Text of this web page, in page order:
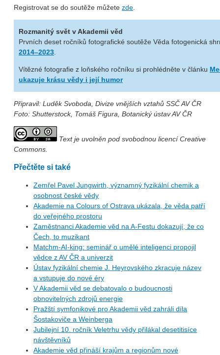
Registrovat se do soutěže můžete zde
Rozmanitý svět v Akademii věd
Prvních deset ročníků fotografické soutěže Věda fotogenická
2014–2023
Vítězné fotografie z loňského ročníku si prohlédněte v článku
ukazuje krásu vědy i její humor
Připravil: Luděk Svoboda, Divize vnějších vztahů SSČ AV ČR
Foto: Shutterstock, Tomáš Figura, Botanický ústav AV ČR
Text je uvolněn pod svobodnou licencí Creative
Commons.
Přečtěte si také
Zemřel Pavel Jungwirth, významný fyzikální chemik a
osobnost české vědy
Akademie na Colours of Ostrava ukázala, že věda patří
do veřejného prostoru
Zaměstnanci Akademie věd na A-Festu dokazují, že co
Čech, to muzikant
Matchm-AI-king: seminář o umělé inteligenci propojil
vědce z AV ČR a univerzit
Ústav fyzikální chemie J. Heyrovského zkracuje název
a vstupuje do nové éry
V Akademii věd se debatovalo o budoucnosti
obnovitelných zdrojů energie
Pražští symfonikové pro Akademii věd zahráli díla
Šostakoviče a Weinberga
Jubilejní 10. ročník Veletrhu vědy přilákal desetitisíce
návštěvníků
Akademie věd přináší krajům a regionům nové